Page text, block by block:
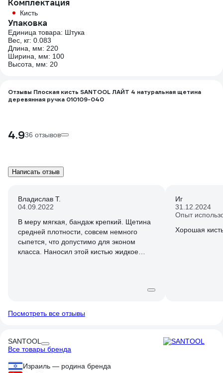
Комплектация
Кисть
Упаковка
Единица товара: Штука
Вес, кг: 0.083
Длина, мм: 220
Ширина, мм: 100
Высота, мм: 20
Отзывы Плоская кисть SANTOOL ЛАЙТ 4 натуральная щетина
деревянная ручка 010109-040
4.936 отзывов
Написать отзыв
Владислав Т.
04.09.2022
В меру мягкая, бандаж крепкий. Щетина
средней плотности, совсем немного
сыпется, что допустимо для эконом
класса. Наносил этой кистью жидкое
сегменте. Поставил 4, т.к. очень много
Иг
31.12.2024
Опыт
Хорошая
Посмотреть все отзывы
SANTOOL
Все товары бренда
Израиль — родина бренда